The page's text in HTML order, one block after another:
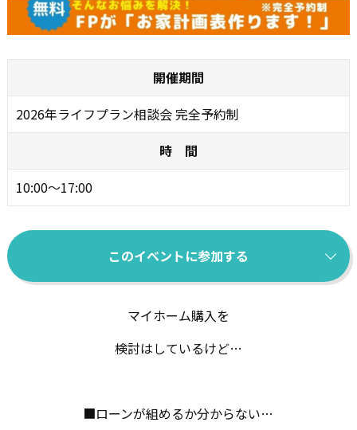
開催期間
2026年ライフプラン相談会 完全予約制
時 間
10:00～17:00
このイベントに参加する
マイホーム購入を
検討はしているけど…
■ローンが組めるか分からない…